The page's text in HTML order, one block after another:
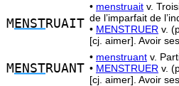
M ENSTRUAIT
• menstruait v.
de l’imparfait de
• MENSTRUER v.
[cj. aimer]. Avoir
M ENSTRUANT
• menstruant v.
• MENSTRUER v.
[cj. aimer]. Avoir